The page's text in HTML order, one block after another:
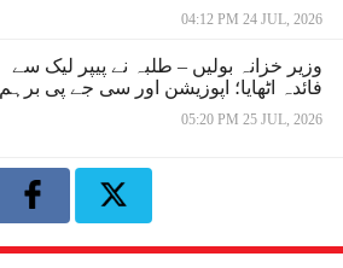
04:12 PM 24 JUL, 2026
وزیر خزانہ بولیں – طلبہ نے پیپر لیک سے
فائدہ اٹھایا؛ اپوزیشن اور سی جے پی برہم
05:20 PM 25 JUL, 2026